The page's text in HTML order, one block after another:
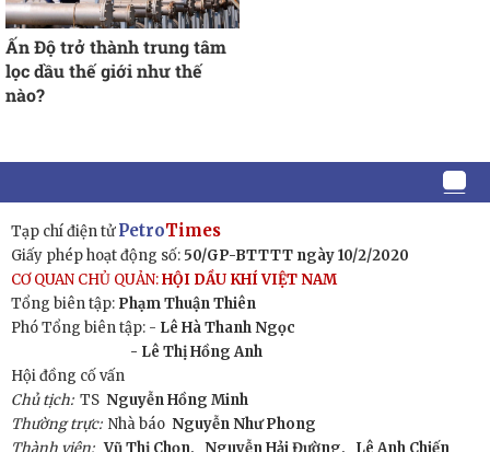
Ấn Độ trở thành trung tâm
lọc dầu thế giới như thế
nào?
Tạp chí điện tửPetroTimes
Giấy phép hoạt động số: 50/GP-BTTTT ngày 10/2/2020
CƠ QUAN CHỦ QUẢN:HỘI DẦU KHÍ VIỆT NAM
Tổng biên tập: Phạm Thuận Thiên
Phó Tổng biên tập: - Lê Hà Thanh Ngọc
- Lê Thị Hồng Anh
Hội đồng cố vấn
Chủ tịch:TS Nguyễn Hồng Minh
Thường trực: Nhà báo Nguyễn Như Phong
Thành viên: Vũ Thị Chọn, Nguyễn Hải Đường, Lê Anh Chiến